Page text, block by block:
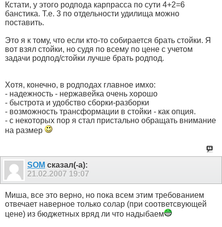
Кстати, у этого родпода карпрасса по сути 4+2=6
банстика. Т.е. 3 по отдельности удилища можно
поставить.
Это я к тому, что если кто-то собирается брать стойки. Я
вот взял стойки, но судя по всему по цене с учетом
задачи родпод/стойки лучше брать родпод.
Хотя, конечно, в родподах главное имхо:
- надежность - нержавейка очень хорошо
- быстрота и удобство сборки-разборки
- возможность трансформации в стойки - как опция.
- с некоторых пор я стал пристально обращать внимание
на размер
SOM сказал(-а):
21.02.2007 19:07
Миша, все это верно, но пока всем этим требованием
отвечает наверное только солар (при соответсвующей
цене) из бюджетных вряд ли что надыбаем